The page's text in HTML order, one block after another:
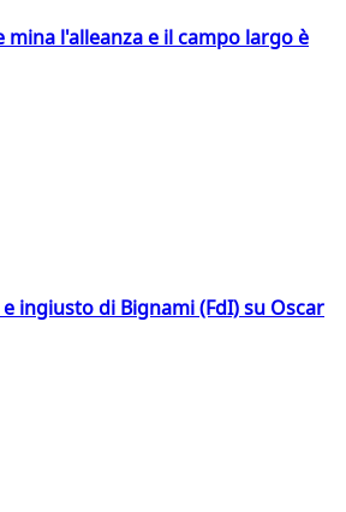
mina l'alleanza e il campo largo è
ingiusto di Bignami (FdI) su Oscar